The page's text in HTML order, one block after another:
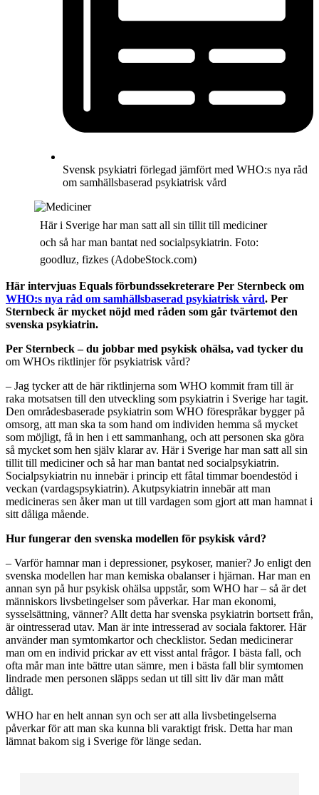
Svensk psykiatri förlegad jämfört med WHO:s nya råd
om samhällsbaserad psykiatrisk vård
Här i Sverige har man satt all sin tillit till mediciner
och så har man bantat ned socialpsykiatrin. Foto:
goodluz, fizkes (AdobeStock.com)
Här intervjuas Equals förbundssekreterare Per Sternbeck om
WHO:s nya råd om samhällsbaserad psykiatrisk vård. Per
Sternbeck är mycket nöjd med råden som går tvärtemot den
svenska psykiatrin.
Per Sternbeck – du jobbar med psykisk ohälsa, vad tycker du
om WHOs riktlinjer för psykiatrisk vård?
– Jag tycker att de här riktlinjerna som WHO kommit fram till är
raka motsatsen till den utveckling som psykiatrin i Sverige har tagit.
Den områdesbaserade psykiatrin som WHO förespråkar bygger på
omsorg, att man ska ta som hand om individen hemma så mycket
som möjligt, få in hen i ett sammanhang, och att personen ska göra
så mycket som hen själv klarar av. Här i Sverige har man satt all sin
tillit till mediciner och så har man bantat ned socialpsykiatrin.
Socialpsykiatrin nu innebär i princip ett fåtal timmar boendestöd i
veckan (vardagspsykiatrin). Akutpsykiatrin innebär att man
medicineras sen åker man ut till vardagen som gjort att man hamnat i
sitt dåliga mående.
Hur fungerar den svenska modellen för psykisk vård?
– Varför hamnar man i depressioner, psykoser, manier? Jo enligt den
svenska modellen har man kemiska obalanser i hjärnan. Har man en
annan syn på hur psykisk ohälsa uppstår, som WHO har – så är det
människors livsbetingelser som påverkar. Har man ekonomi,
sysselsättning, vänner? Allt detta har svenska psykiatrin bortsett från,
är ointresserad utav. Man är inte intresserad av sociala faktorer. Här
använder man symtomkartor och checklistor. Sedan medicinerar
man om en individ prickar av ett visst antal frågor. I bästa fall, och
ofta mår man inte bättre utan sämre, men i bästa fall blir symtomen
lindrade men personen släpps sedan ut till sitt liv där man mått
dåligt.
WHO har en helt annan syn och ser att alla livsbetingelserna
påverkar för att man ska kunna bli varaktigt frisk. Detta har man
lämnat bakom sig i Sverige för länge sedan.